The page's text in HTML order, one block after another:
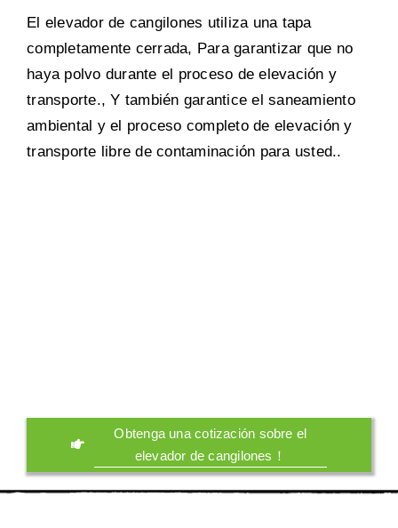
El elevador de cangilones utiliza una tapa
completamente cerrada, Para garantizar que no
haya polvo durante el proceso de elevación y
transporte., Y también garantice el saneamiento
ambiental y el proceso completo de elevación y
transporte libre de contaminación para usted..
Obtenga una cotización sobre el
elevador de cangilones！